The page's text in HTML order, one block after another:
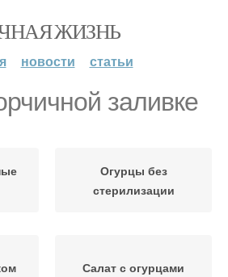
ЖИЗНЬ
новости статьи
заливке
Огурцы без
стерилизации
Салат с огурцами